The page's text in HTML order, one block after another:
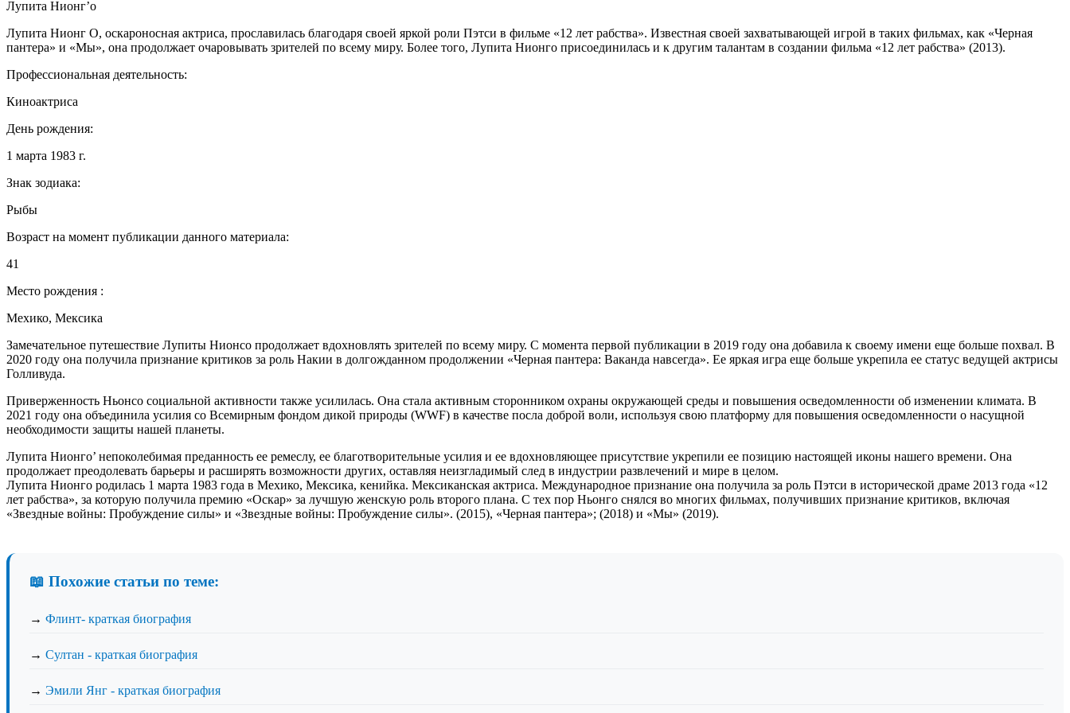
Лупита Нионг’o
Лупита Нионг О, оскароносная актриса, прославилась благодаря своей яркой роли Пэтси в фильме «12 лет рабства». Известная своей захватывающей игрой в таких фильмах, как «Черная
пантера» и «Мы», она продолжает очаровывать зрителей по всему миру. Более того, Лупита Нионго присоединилась и к другим талантам в создании фильма «12 лет рабства» (2013).
Профессиональная деятельность:
Киноактриса
День рождения:
1 марта 1983 г.
Знак зодиака:
Рыбы
Возраст на момент публикации данного материала:
41
Место рождения :
Мехико, Мексика
Замечательное путешествие Лупиты Нионсо продолжает вдохновлять зрителей по всему миру. С момента первой публикации в 2019 году она добавила к своему имени еще больше похвал. В
2020 году она получила признание критиков за роль Накии в долгожданном продолжении «Черная пантера: Ваканда навсегда». Ее яркая игра еще больше укрепила ее статус ведущей актрисы
Голливуда.
Приверженность Ньонсо социальной активности также усилилась. Она стала активным сторонником охраны окружающей среды и повышения осведомленности об изменении климата. В
2021 году она объединила усилия со Всемирным фондом дикой природы (WWF) в качестве посла доброй воли, используя свою платформу для повышения осведомленности о насущной
необходимости защиты нашей планеты.
Лупита Нионго’ непоколебимая преданность ее ремеслу, ее благотворительные усилия и ее вдохновляющее присутствие укрепили ее позицию настоящей иконы нашего времени. Она
продолжает преодолевать барьеры и расширять возможности других, оставляя неизгладимый след в индустрии развлечений и мире в целом.
Лупита Нионго родилась 1 марта 1983 года в Мехико, Мексика, кенийка. Мексиканская актриса. Международное признание она получила за роль Пэтси в исторической драме 2013 года «12
лет рабства», за которую получила премию «Оскар» за лучшую женскую роль второго плана. С тех пор Ньонго снялся во многих фильмах, получивших признание критиков, включая
«Звездные войны: Пробуждение силы» и «Звездные войны: Пробуждение силы». (2015), «Черная пантера»; (2018) и «Мы» (2019).
📖 Похожие статьи по теме:
→ Флинт- краткая биография
→ Султан - краткая биография
→ Эмили Янг - краткая биография